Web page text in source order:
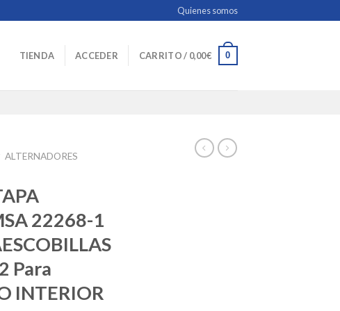
Quienes somos
TIENDA ACCEDER CARRITO / 0,00€ 0
ALTERNADORES
22268-1
Para
INTERIOR